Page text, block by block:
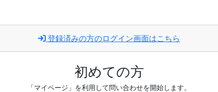
登録済みの方のログイン画面はこちら
初めての方
「マイページ」を利用して問い合わせを開始します。